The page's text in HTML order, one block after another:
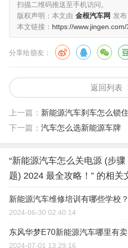
扫描二维码推送至手机访问。
版权声明：本文由 金根汽车网 发
本文链接： https://
分享给朋友：
返回列表
上一篇： 新能源汽车刹车怎么锁住 (新能源汽车刹
下一篇： 汽车怎么选新能源车牌
“新能源汽车怎么关电源 (步
题) 2024 最全攻略！” 的相关
新能源汽车维修培训有哪些学校？
2024-06-30 02:40:14
东风华梦E70新能源汽车哪里有卖
2024-07-01 13:29:16